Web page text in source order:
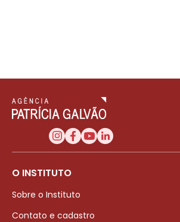
O INSTITUTO
Sobre o Instituto
Contato e cadastro